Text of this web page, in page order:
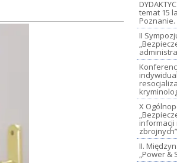
temat 15
II
X
informacji
zbrojnych”
II.
„Power &